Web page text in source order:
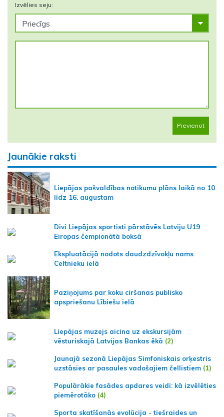
Izvēlies seju:
Pievienot
Jaunākie raksti
Liepājas pašvaldības notikumu plāns laikā no 10.
līdz 16. augustam
Divi Liepājas sportisti pārstāvēs Latviju U19
Eiropas čempionātā boksā
Ekspluatācijā nodots daudzdzīvokļu nams
Celtnieku ielā
Paziņojums par koku ciršanas publisko
apspriešanu Lībiešu ielā
Liepājas muzejs aicina uz ekskursijām
vēsturiskajā Latvijas Bankas ēkā (2)
Jaunajā sezonā Liepājas Simfoniskais orķestris
uzstāsies ar pasaules vadošajiem čellistiem (1)
Populārākie fasādes apdares veidi: kā izvēlēties
piemērotāko (4)
Sporta skatīšanās evolūcija - tiešraides un